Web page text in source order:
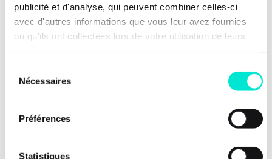
publicité et d'analyse, qui peuvent combiner celles-ci
avec d'autres informations que vous leur avez fournies
ou qu'ils ont collectées lors de votre utilisation de leurs
Nécessaires
Préférences
Statistiques
Découvrir nos autres